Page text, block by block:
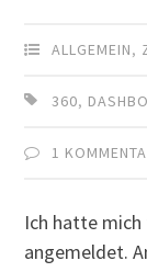
ALLGEMEIN,
360,
1
Ich hatte mich
angemeldet.